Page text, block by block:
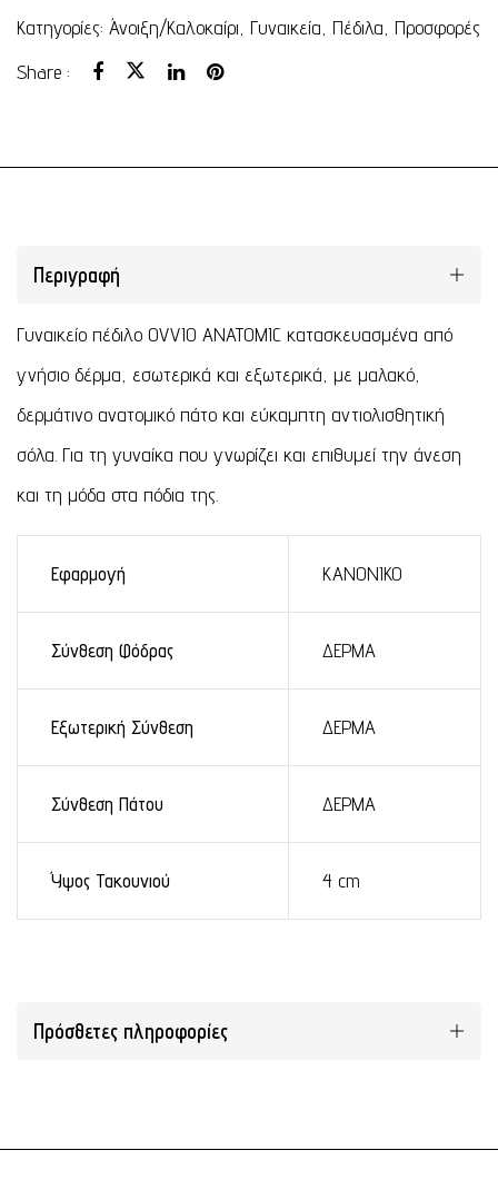
Κατηγορίες: Άνοιξη/Καλοκαίρι Γυναικεία Πέδιλα Προσφορές
Share :
Περιγραφή
Γυναικείο πέδιλο OVVIO ANATOMIC κατασκευασμένα από
γνήσιο δέρμα, εσωτερικά και εξωτερικά, με μαλακό,
δερμάτινο ανατομικό πάτο και εύκαμπτη αντιολισθητική
σόλα. Για τη γυναίκα που γνωρίζει και επιθυμεί την άνεση
και τη μόδα στα πόδια της.
Εφαρμογή ΚΑΝΟΝΙΚΟ
Σύνθεση Φόδρας ΔΕΡΜΑ
Εξωτερική Σύνθεση ΔΕΡΜΑ
Σύνθεση Πάτου ΔΕΡΜΑ
Ύψος Τακουνιού 4 cm
Πρόσθετες πληροφορίες